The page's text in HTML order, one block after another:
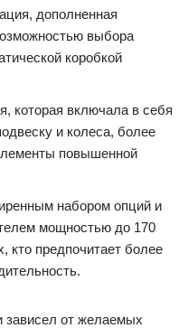
дополненная
выбора
коробкой
которая включала в себя
и колеса, более
повышенной
набором опций и
мощностью до 170
кто предпочитает более
зависел от желаемых